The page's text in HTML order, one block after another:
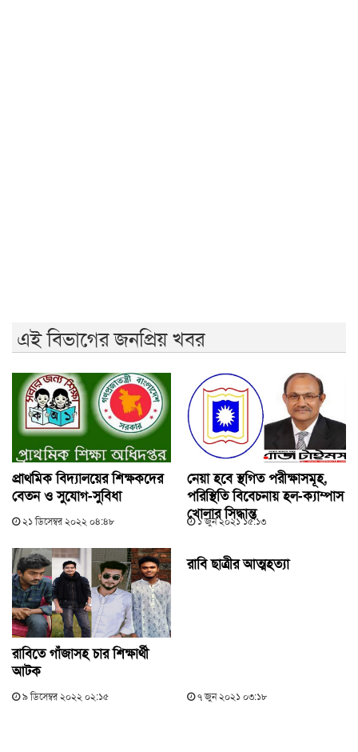
এই বিভাগের জনপ্রিয় খবর
প্রাথমিক বিদ্যালয়ের শিক্ষকদের
বেতন ও সুযোগ-সুবিধা
২১ ডিসেম্বর ২০২২ ০৪:৪৮
নেয়া হবে স্থগিত পরীক্ষাসমূহ,
পরিস্থিতি বিবেচনায় হল-ক্যাম্পাস
খোলার সিদ্ধান্ত
১ জুন ২০২১ ১৫:১৩
রাবিতে গাঁজাসহ চার শিক্ষার্থী
আটক
৯ ডিসেম্বর ২০২২ ০২:১৫
রাবি ছাত্রীর আত্মহত্যা
৭ জুন ২০২১ ০৩:১৮